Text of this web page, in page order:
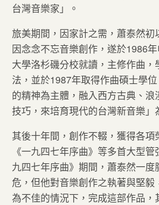
台灣音樂家」。
旅美期間，因家計之需，蕭泰然初
因念念不忘音樂創作，遂於1986
大學洛杉磯分校就讀，主修作曲，
法，並於1987年取得作曲碩士學
的精神為主體，融入西方古典、
技巧，來培育現代的台灣新音樂」
其後十年間，創作不輟，獲得各
《一九四七年序曲》等多首大型
九四七年序曲》期間，蕭泰然一度
危，但他對音樂創作之執著與堅
為不佳的情況下，完成這部作品